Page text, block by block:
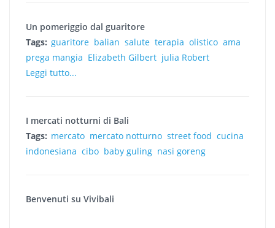
Un pomeriggio dal guaritore
Tags: guaritore balian salute terapia olistico ama
prega mangia Elizabeth Gilbert julia Robert
Leggi tutto...
I mercati notturni di Bali
Tags: mercato mercato notturno street food cucina
indonesiana cibo baby guling nasi goreng
Benvenuti su Vivibali